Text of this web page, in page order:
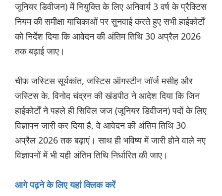
जूनियर डिवीजन) में नियुक्ति के लिए अनिवार्य 3 वर्ष के प्रैक्टिस
नियम की समीक्षा याचिकाओं पर सुनवाई करते हुए सभी हाईकोर्टों
को निर्देश दिया कि आवेदन की अंतिम तिथि 30 अप्रैल 2026
तक बढ़ाई जाए।
चीफ़ जस्टिस सूर्यकांत, जस्टिस ऑगस्टीन जॉर्ज मसीह और
जस्टिस के. विनोद चंद्रन की खंडपीठ ने आदेश दिया कि जिन
हाईकोर्टों ने पहले ही सिविल जज (जूनियर डिवीजन) पदों के लिए
विज्ञापन जारी कर दिया है, वे आवेदन की अंतिम तिथि 30
अप्रैल 2026 तक बढ़ाएं। साथ ही भविष्य में जारी होने वाले नए
विज्ञापनों में भी यही अंतिम तिथि निर्धारित की जाए।
आगे पढ़ने के लिए यहां क्लिक करें